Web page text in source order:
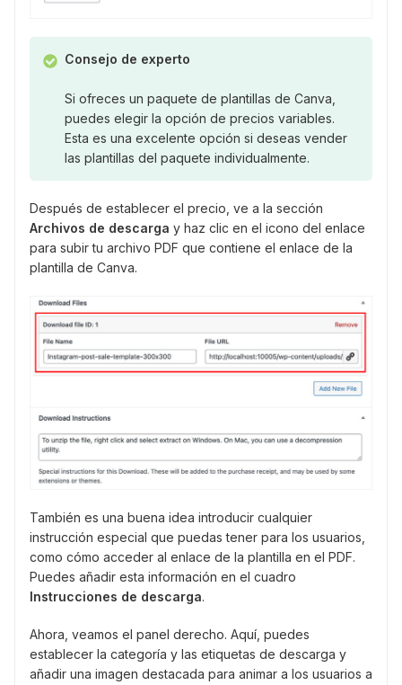
Consejo de experto
Si ofreces un paquete de plantillas de Canva,
puedes elegir la opción de precios variables.
Esta es una excelente opción si deseas vender
las plantillas del paquete individualmente.
Después de establecer el precio, ve a la sección
Archivos de descarga y haz clic en el icono del enlace
para subir tu archivo PDF que contiene el enlace de la
plantilla de Canva.
También es una buena idea introducir cualquier
instrucción especial que puedas tener para los usuarios,
como cómo acceder al enlace de la plantilla en el PDF.
Puedes añadir esta información en el cuadro
Instrucciones de descarga.
Ahora, veamos el panel derecho. Aquí, puedes
establecer la categoría y las etiquetas de descarga y
añadir una imagen destacada para animar a los usuarios a